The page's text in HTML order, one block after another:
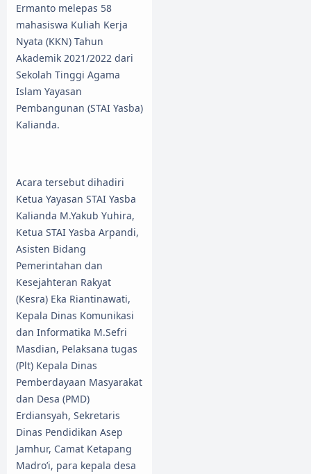
Ermanto melepas 58
mahasiswa Kuliah Kerja
Nyata (KKN) Tahun
Akademik 2021/2022 dari
Sekolah Tinggi Agama
Islam Yayasan
Pembangunan (STAI Yasba)
Kalianda.
Acara tersebut dihadiri
Ketua Yayasan STAI Yasba
Kalianda M.Yakub Yuhira,
Ketua STAI Yasba Arpandi,
Asisten Bidang
Pemerintahan dan
Kesejahteran Rakyat
(Kesra) Eka Riantinawati,
Kepala Dinas Komunikasi
dan Informatika M.Sefri
Masdian, Pelaksana tugas
(Plt) Kepala Dinas
Pemberdayaan Masyarakat
dan Desa (PMD)
Erdiansyah, Sekretaris
Dinas Pendidikan Asep
Jamhur, Camat Ketapang
Madro’i, para kepala desa